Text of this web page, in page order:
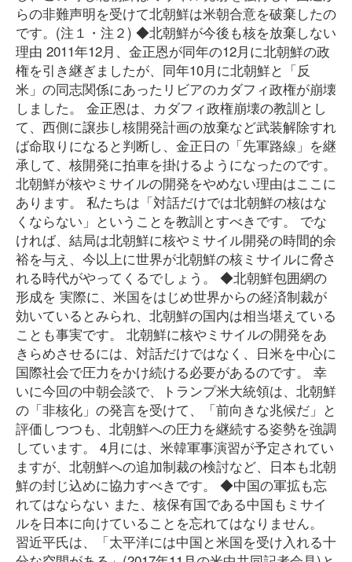
らの非難声明を受けて北朝鮮は米朝合意を破棄したの
です。(注１・注２) ◆北朝鮮が今後も核を放棄しない
理由 2011年12月、金正恩が同年の12月に北朝鮮の政
権を引き継ぎましたが、同年10月に北朝鮮と「反
米」の同志関係にあったリビアのカダフィ政権が崩壊
しました。 金正恩は、カダフィ政権崩壊の教訓とし
て、西側に譲歩し核開発計画の放棄など武装解除すれ
ば命取りになると判断し、金正日の「先軍路線」を継
承して、核開発に拍車を掛けるようになったのです。
北朝鮮が核やミサイルの開発をやめない理由はここに
あります。 私たちは「対話だけでは北朝鮮の核はな
くならない」ということを教訓とすべきです。 でな
ければ、結局は北朝鮮に核やミサイル開発の時間的余
裕を与え、今以上に世界が北朝鮮の核ミサイルに脅さ
れる時代がやってくるでしょう。 ◆北朝鮮包囲網の
形成を 実際に、米国をはじめ世界からの経済制裁が
効いているとみられ、北朝鮮の国内は相当堪えている
ことも事実です。 北朝鮮に核やミサイルの開発をあ
きらめさせるには、対話だけではなく、日米を中心に
国際社会で圧力をかけ続ける必要があるのです。 幸
いに今回の中朝会談で、トランプ米大統領は、北朝鮮
の「非核化」の発言を受けて、「前向きな兆候だ」と
評価しつつも、北朝鮮への圧力を継続する姿勢を強調
しています。 4月には、米韓軍事演習が予定されてい
ますが、北朝鮮への追加制裁の検討など、日本も北朝
鮮の封じ込めに協力すべきです。 ◆中国の軍拡も忘
れてはならない また、核保有国である中国もミサイ
ルを日本に向けていることを忘れてはなりません。
習近平氏は、「太平洋には中国と米国を受け入れる十